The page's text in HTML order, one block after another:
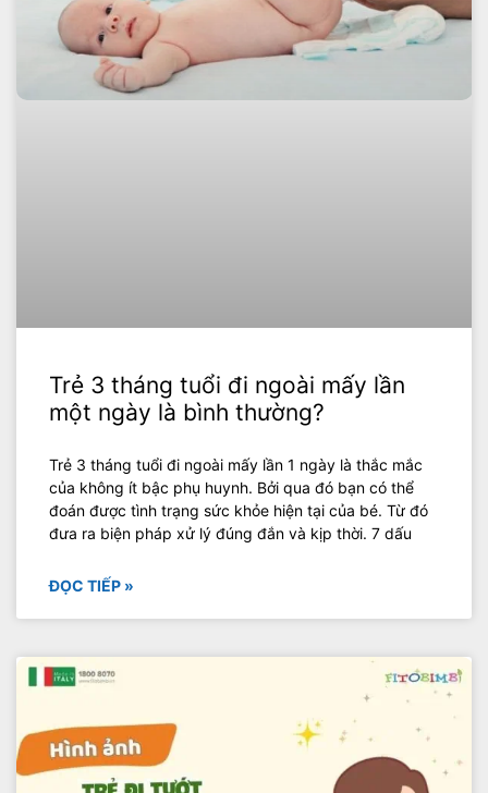
Trẻ 3 tháng tuổi đi ngoài mấy lần
một ngày là bình thường?
Trẻ 3 tháng tuổi đi ngoài mấy lần 1 ngày là thắc mắc
của không ít bậc phụ huynh. Bởi qua đó bạn có thể
đoán được tình trạng sức khỏe hiện tại của bé. Từ đó
đưa ra biện pháp xử lý đúng đắn và kịp thời. 7 dấu
ĐỌC TIẾP »